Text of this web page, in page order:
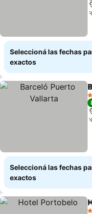
Seleccioná las fechas
exactos
4
Seleccioná las fechas
exactos